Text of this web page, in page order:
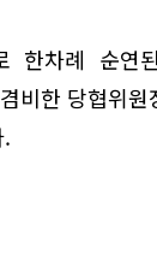
한차례 순연
비한 당협위